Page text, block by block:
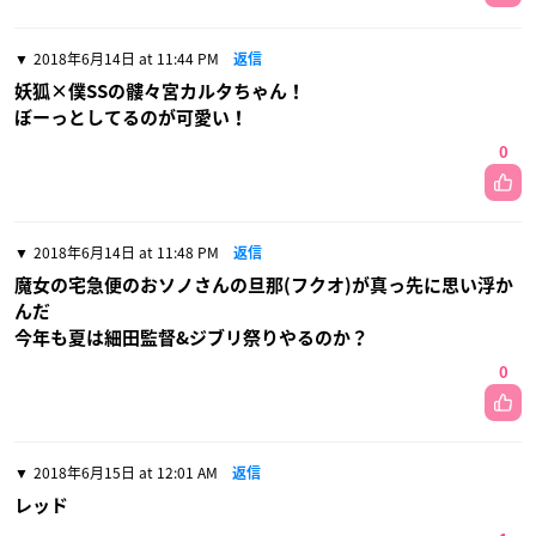
2018年6月14日 at 11:44 PM 返信
妖狐×僕SSの髏々宮カルタちゃん！
ぼーっとしてるのが可愛い！
0
2018年6月14日 at 11:48 PM 返信
魔女の宅急便のおソノさんの旦那(フクオ)が真っ先に思い浮か
んだ
今年も夏は細田監督&ジブリ祭りやるのか？
0
2018年6月15日 at 12:01 AM 返信
レッド